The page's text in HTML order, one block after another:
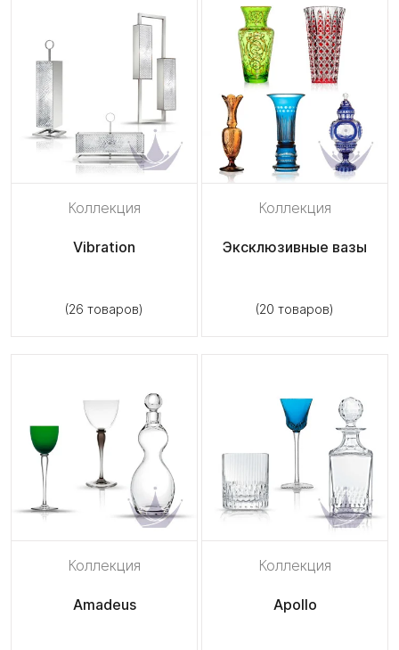
Коллекция
Vibration
(26 товаров)
Коллекция
Эксклюзивные вазы
(20 товаров)
Коллекция
Amadeus
Коллекция
Apollo